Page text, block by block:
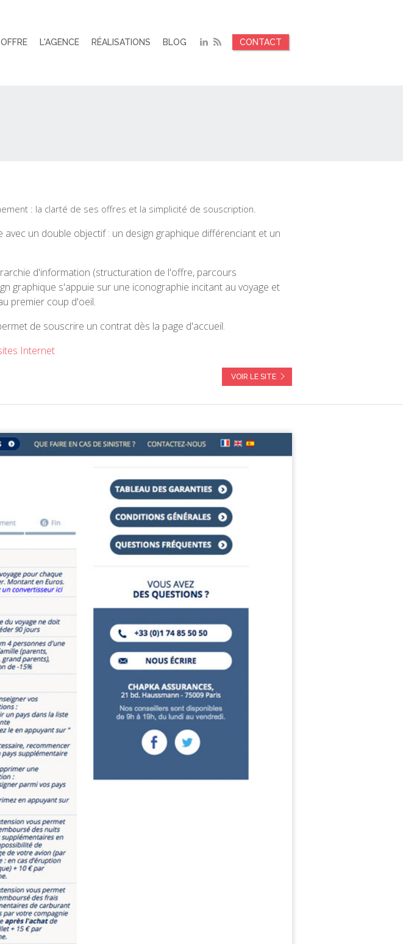
L'AGENCE RÉALISATIONS BLOG CONTACT
: la clarté de ses offres et la simplicité de souscription.
un double objectif : un design graphique différenciant et un
d'information (structuration de l'offre, parcours
graphique s'appuie sur une iconographie incitant au voyage et
premier coup d'oeil.
de souscrire un contrat dès la page d'accueil.
Internet
VOIR LE SITE